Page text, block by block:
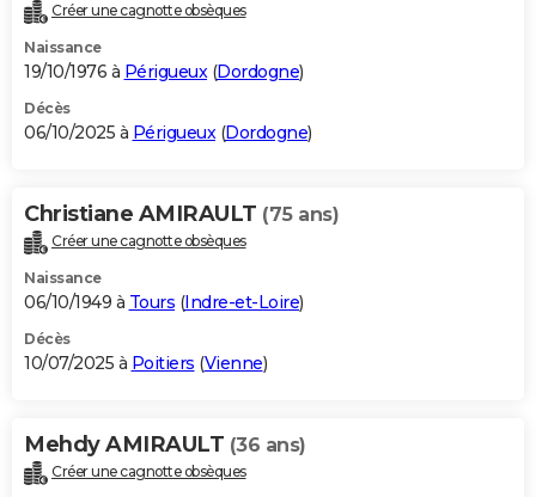
Créer une cagnotte obsèques
Naissance
19/10/1976 à Périgueux(Dordogne)
Décès
06/10/2025 à Périgueux(Dordogne)
Christiane AMIRAULT (75 ans)
Créer une cagnotte obsèques
Naissance
06/10/1949 à Tours (Indre-et-Loire)
Décès
10/07/2025 à Poitiers (Vienne)
Mehdy AMIRAULT (36 ans)
Créer une cagnotte obsèques